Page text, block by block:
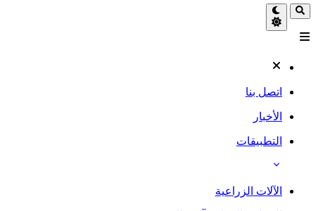
اتصل بنا
الأخبار
التطبيقات
الآلات الزراعية